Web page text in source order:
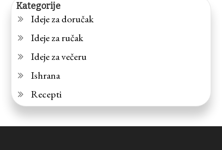
Kategorije
Ideje za doručak
Ideje za ručak
Ideje za večeru
Ishrana
Recepti